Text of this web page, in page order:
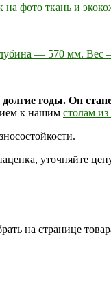
фото ткань и
— 570 мм. Вес
долгие годы. Он
к нашим столам
уточняйте
на странице